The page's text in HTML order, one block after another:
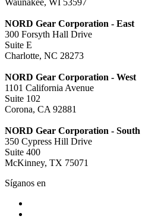
NORD Gear Corporation - East
300 Forsyth Hall Drive
Suite E
Charlotte, NC 28273
NORD Gear Corporation - West
1101 California Avenue
Suite 102
Corona, CA 92881
NORD Gear Corporation - South
350 Cypress Hill Drive
Suite 400
McKinney, TX 75071
Síganos en